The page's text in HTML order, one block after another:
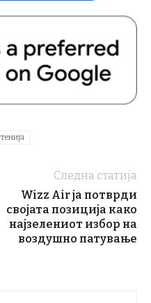
Следна статија
Wizz Air ја потврди
својата позиција како
најзелениот избор на
воздушно патување